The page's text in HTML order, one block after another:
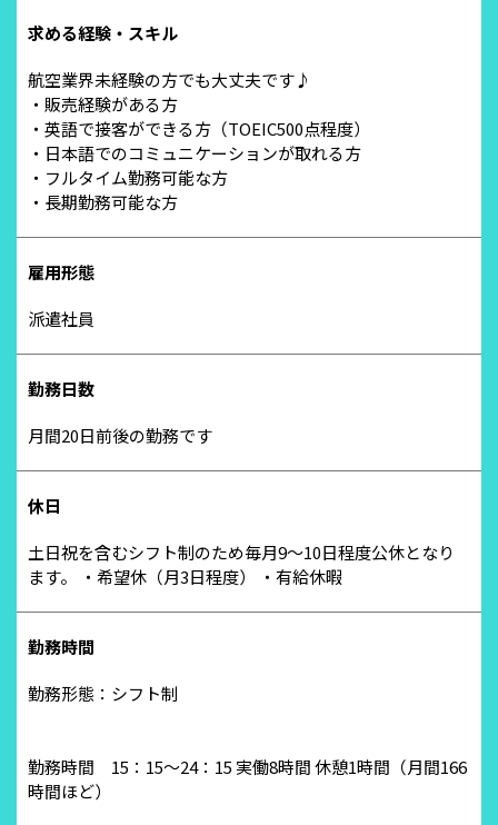
求める経験・スキル
航空業界未経験の方でも大丈夫です♪
・販売経験がある方
・英語で接客ができる方（TOEIC500点程度）
・日本語でのコミュニケーションが取れる方
・フルタイム勤務可能な方
・長期勤務可能な方
雇用形態
派遣社員
勤務日数
月間20日前後の勤務です
休日
土日祝を含むシフト制のため毎月9～10日程度公休となり
ます。 ・希望休（月3日程度） ・有給休暇
勤務時間
勤務形態：シフト制
勤務時間 15：15～24：15 実働8時間 休憩1時間（月間166
時間ほど）